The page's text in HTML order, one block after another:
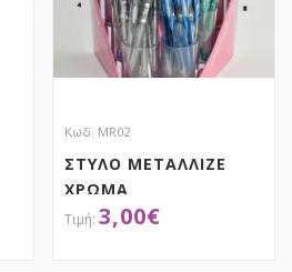
Κωδ. MR02
ΣΤΥΛΟ ΜΕΤΑΛΛΙΖΕ
ΧΡΩΜΑ
3,00€